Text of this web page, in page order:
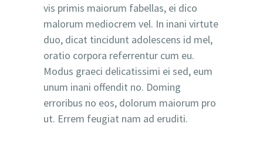
vis primis maiorum fabellas, ei dico
malorum mediocrem vel. In inani virtute
duo, dicat tincidunt adolescens id mel,
oratio corpora referrentur cum eu.
Modus graeci delicatissimi ei sed, eum
unum inani offendit no. Doming
erroribus no eos, dolorum maiorum pro
ut. Errem feugiat nam ad eruditi.